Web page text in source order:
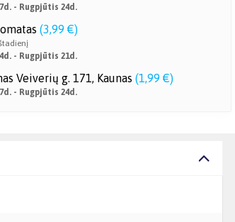
- Rugpjūtis 24d.
(3,99 €)
- Rugpjūtis 21d.
Veiverių g. 171, Kaunas (1,99 €)
- Rugpjūtis 24d.